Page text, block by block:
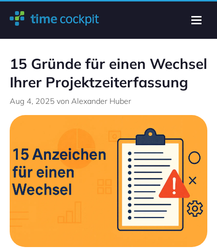
15 Gründe für einen Wechsel
Ihrer Projektzeiterfassung
Aug 4, 2025 von Alexander Huber